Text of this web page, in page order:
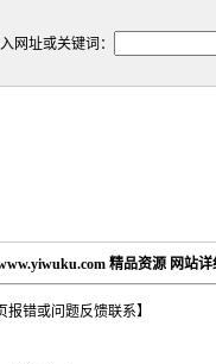
网址或关键词：
精品资源 网站详
报错或问题反馈联系】